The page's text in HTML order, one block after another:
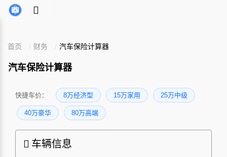
首页 财务 汽车保险计算器
汽车保险计算器
快捷车价： 8万经济型 15万家用 25万中级
40万豪华 80万高端
车辆信息